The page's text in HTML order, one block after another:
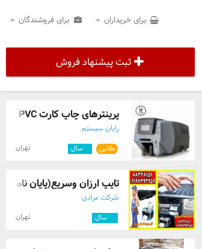
برای خریداران برای فروشندگان
ثبت پیشنهاد فروش
پرینترهای چاپ کارت PVC
رایان سیستم
طلایی سال تهران
تایپ ارزان وسریع(پایان
شرکت مرادی
سال تهران